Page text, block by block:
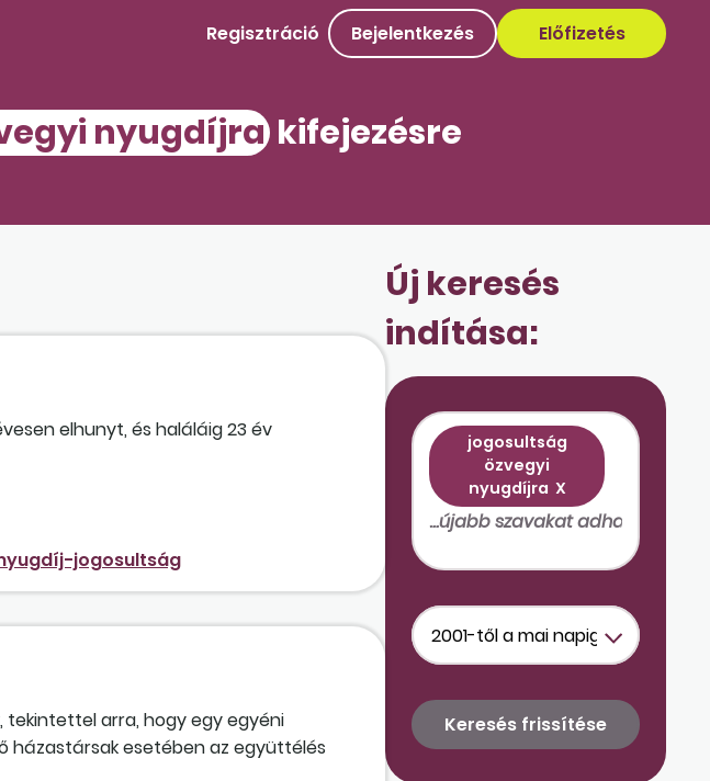
Regisztráció Bejelentkezés Előfizetés
nyugdíjra kifejezésre
elhunyt, és haláláig 23 év
jogosultság
arra, hogy egy egyéni
házastársak esetében az együttélés
nincs szükség az együttélés
Új keresés
indítása:
jogosultság
özvegyi
nyugdíjra X